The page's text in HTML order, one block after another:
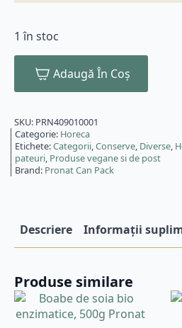
1 în stoc
Adaugă În Coș
SKU: PRN409010001
Categorie: Horeca
Etichete:Categorii,Conserve, Diverse,
pateuri, Produse vegane si de post
Brand: Pronat Can Pack
Descriere Informații
Produse similare